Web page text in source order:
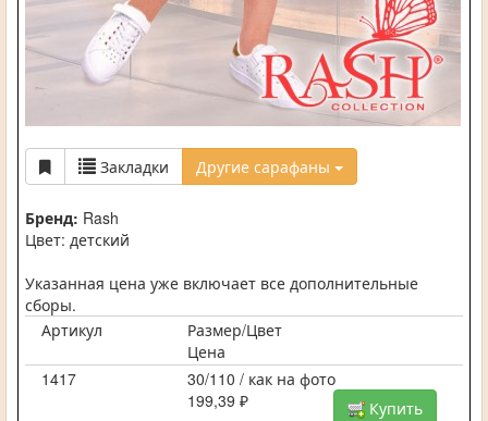
Закладки Другие сарафаны
Бренд: Rash
Цвет: детский
Указанная цена уже включает все дополнительные
сборы.
Артикул
Размер/Цвет
Цена
1417
30/110 / как на фото
199,39 ₽
Купить